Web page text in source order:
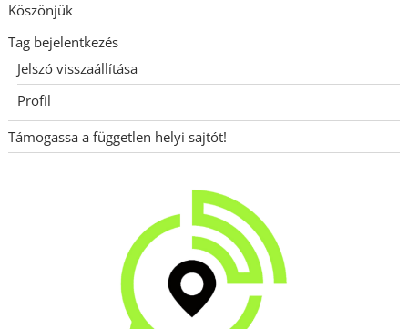
Köszönjük
Tag bejelentkezés
Jelszó visszaállítása
Profil
Támogassa a független helyi sajtót!